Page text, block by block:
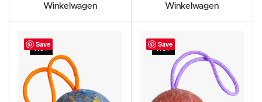
Winkelwagen
Winkelwagen
Save
HOT
Save
HOT